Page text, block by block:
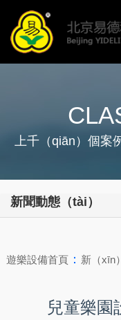
上千（qiān）個案
新聞動態（tài）
遊樂設備首頁： 新（xīn
兒童樂園